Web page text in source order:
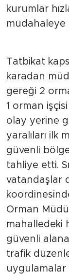
kurumlar
müdahaleye
Tatbikat
karadan
gereği 2
1 orman
olay yerine
yaralıları ilk
güvenli
tahliye etti.
vatandaşlar
Orman
mahalledeki
güvenli
trafik
uygulamalar